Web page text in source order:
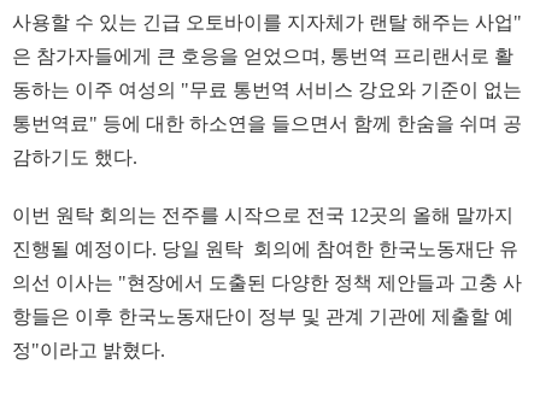
사용할 수 있는 긴급 오토바이를 지자체가 랜탈 해주는 사업"
은 참가자들에게 큰 호응을 얻었으며, 통번역 프리랜서로 활
동하는 이주 여성의 "무료 통번역 서비스 강요와 기준이 없는
통번역료" 등에 대한 하소연을 들으면서 함께 한숨을 쉬며 공
감하기도 했다.
이번 원탁 회의는 전주를 시작으로 전국 12곳의 올해 말까지
진행될 예정이다. 당일 원탁 회의에 참여한 한국노동재단 유
의선 이사는 "현장에서 도출된 다양한 정책 제안들과 고충 사
항들은 이후 한국노동재단이 정부 및 관계 기관에 제출할 예
정"이라고 밝혔다.